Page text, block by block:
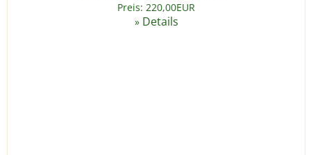
Preis: 220,00EUR
» Details